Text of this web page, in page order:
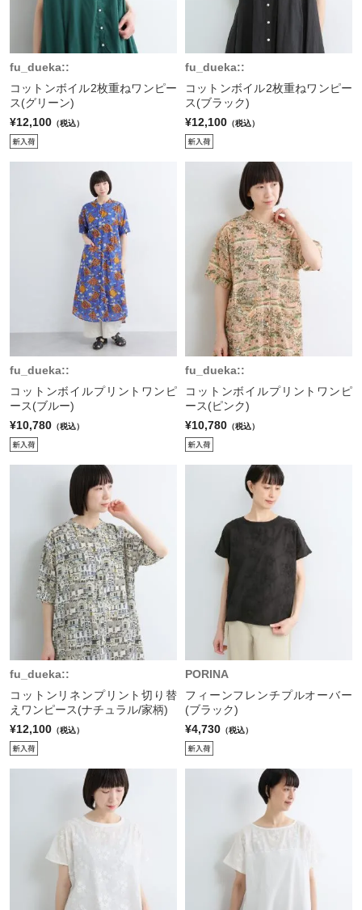
fu_dueka::
コットンボイル2枚重ねワンピー
ス(グリーン)
¥12,100 （税込）
fu_dueka::
コットンボイル2枚重ねワンピー
ス(ブラック)
¥12,100 （税込）
fu_dueka::
コットンボイルプリントワンピ
ース(ブルー)
¥10,780 （税込）
fu_dueka::
コットンボイルプリントワンピ
ース(ピンク)
¥10,780 （税込）
fu_dueka::
コットンリネンプリント切り替
えワンピース(ナチュラル/家柄)
¥12,100 （税込）
PORINA
フィーンフレンチプルオーバー
(ブラック)
¥4,730 （税込）